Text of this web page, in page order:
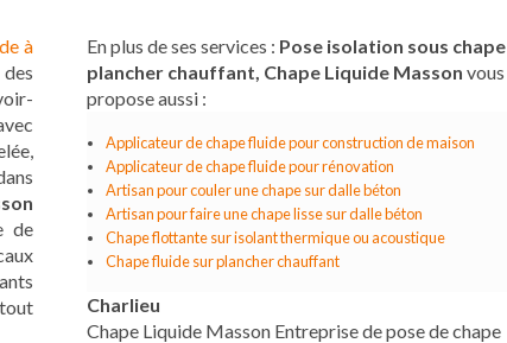
à
de
En plus de ses services : Pose isolation sous chape
plancher chauffant, Chape Liquide Masson vous
propose aussi :
Applicateur de chape fluide pour construction de maison
Applicateur de chape fluide pour rénovation
Artisan pour couler une chape sur dalle béton
Artisan pour faire une chape lisse sur dalle béton
Chape flottante sur isolant thermique ou acoustique
Chape fluide sur plancher chauffant
Charlieu
Chape Liquide Masson Entreprise de pose de chape